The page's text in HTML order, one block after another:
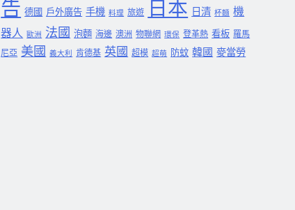
告 德國 戶外廣告 手機 料理 旅遊 日本 日清 杯麵 機
器人 歐洲 法國 泡麵 海邊 澳洲 物聯網 環保 登革熱 看板 羅馬
尼亞 美國 義大利 肯德基 英國 超模 超萌 防蚊 韓國 麥當勞